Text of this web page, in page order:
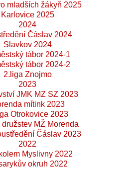
mladších žákyň 2025
Karlovice 2025
2024
Čáslav 2024
Slavkov 2024
tábor 2024-1
tábor 2024-2
2.liga Znojmo
2023
JMK MZ SZ 2023
mítink 2023
Otrokovice 2023
družstev MŽ Morenda
Čáslav 2023
2022
Myslivny 2022
okruh 2022